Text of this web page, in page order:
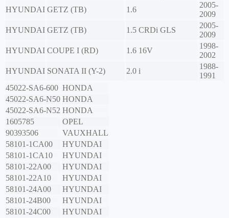
HYUNDAI GETZ (TB) 1.6
2005-
2009
HYUNDAI GETZ (TB) 1.5 CRDi GLS
2005-
2009
HYUNDAI COUPE I (RD) 1.6 16V
1998-
2002
HYUNDAI SONATA II (Y-2) 2.0 i
1988-
1991
45022-SA6-600 HONDA
45022-SA6-N50 HONDA
45022-SA6-N52 HONDA
1605785
OPEL
90393506
VAUXHALL
58101-1CA00
HYUNDAI
58101-1CA10
HYUNDAI
58101-22A00
HYUNDAI
58101-22A10
HYUNDAI
58101-24A00
HYUNDAI
58101-24B00
HYUNDAI
58101-24C00
HYUNDAI